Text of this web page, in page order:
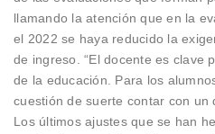
llamando la atención que en la
el 2022 se haya reducido la
de ingreso. “El docente es clave
de la educación. Para los
cuestión de suerte contar con un
Los últimos ajustes que se han